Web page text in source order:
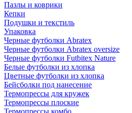
Пазлы и коврики
Кепки
Подушки и текстиль
Упаковка
Черные футболки Abratex
Черные футболки Abratex oversize
Черные футболки Futbitex Nature
Белые футболки из хлопка
Цветные футболки из хлопка
Бейсболки под нанесение
Термопрессы для кружек
Термопрессы плоские
Термопрессы комбо